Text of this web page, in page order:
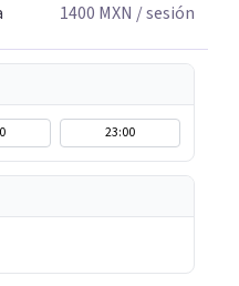
1400 MXN / sesión
23:00